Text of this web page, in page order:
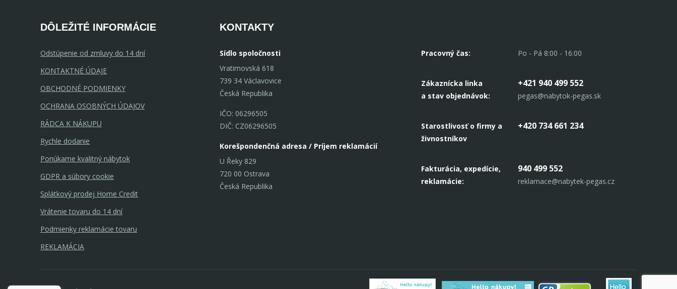
DÔLEŽITÉ INFORMÁCIE
Odstúpenie od zmluvy do 14 dní
KONTAKTNÉ ÚDAJE
OBCHODNÉ PODMIENKY
OCHRANA OSOBNÝCH ÚDAJOV
RÁDCA K NÁKUPU
Rychle dodanie
Ponúkame kvalitný nábytok
GDPR a súbory cookie
Splátkový prodej Home Credit
Vrátenie tovaru do 14 dní
Podmienky reklamácie tovaru
REKLAMÁCIA
KONTAKTY
Sídlo spoločnosti
Vratimovská 618
739 34 Václavovice
Česká Republika
IČO: 06296505
DIČ: CZ06296505
Korešpondenčná adresa / Príjem reklamácií
U Řeky 829
720 00 Ostrava
Česká Republika
Pracovný čas: Po - Pá 8:00 - 16:00
Zákaznícka linka
a stav objednávok:
+421 940 499 552
pegas@nabytok-pegas.sk
Starostlivosť o firmy a
živnostníkov
+420 734 661 234
Fakturácia, expedície,
reklamácie:
940 499 552
reklamace@nabytek-pegas.cz